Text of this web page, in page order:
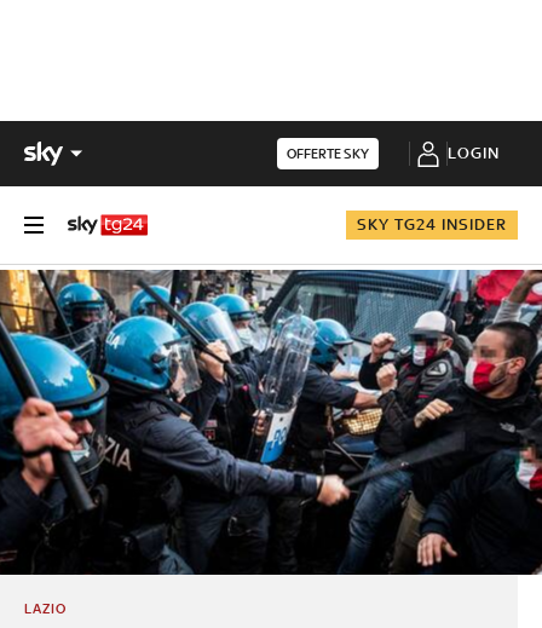
OFFERTE SKY LOGIN
SKY TG24 INSIDER
LAZIO